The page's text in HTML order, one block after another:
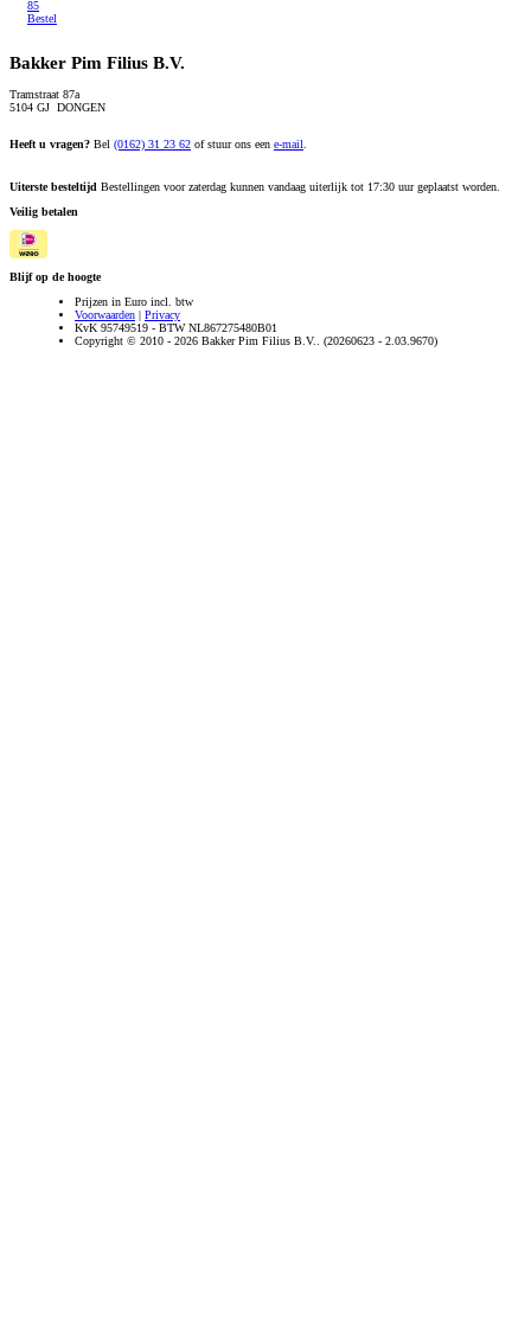
85
Bestel
Bakker Pim Filius B.V.
Tramstraat 87a
5104 GJ DONGEN
Heeft u vragen? Bel (0162) 31 23 62 of stuur ons een e-mail.
Uiterste besteltijd Bestellingen voor zaterdag kunnen vandaag uiterlijk tot 17:30 uur geplaatst worden.
Veilig betalen
Blijf op de hoogte
Prijzen in Euro incl. btw
Voorwaarden | Privacy
KvK 95749519 - BTW NL867275480B01
Copyright © 2010 - 2026 Bakker Pim Filius B.V.. (20260623 - 2.03.9670)